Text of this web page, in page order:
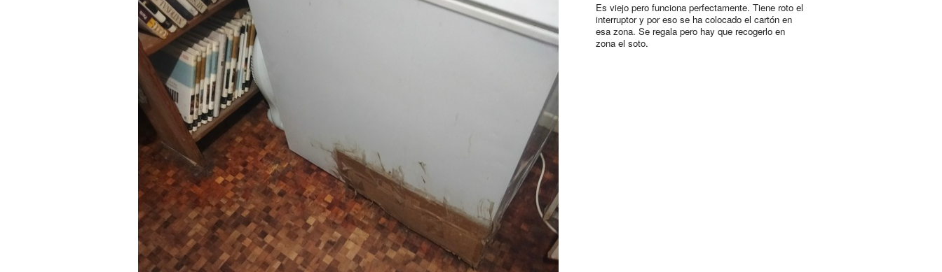
Es viejo pero funciona perfectamente. Tiene roto el
interruptor y por eso se ha colocado el cartón en
esa zona. Se regala pero hay que recogerlo en
zona el soto.